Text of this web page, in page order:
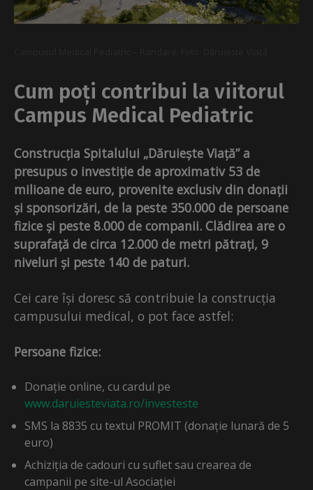
Cum poți contribui la viitorul
Campus Medical Pediatric
Construcția Spitalului „Dăruiește Viață” a
presupus o investiție de aproximativ 53 de
milioane de euro, provenite exclusiv din donații
și sponsorizări, de la peste 350.000 de persoane
fizice și peste 8.000 de companii. Clădirea are o
suprafață de circa 12.000 de metri pătrați, 9
niveluri și peste 140 de paturi.
Cei care își doresc să contribuie la construcția
campusului medical, o pot face astfel:
Persoane fizice:
Donație online, cu cardul pe
www.daruiesteviata.ro/investeste
SMS la 8835 cu textul PROMIT (donație lunară de 5
euro)
Achiziția de cadouri cu suflet sau crearea de
campanii pe site-ul Asociației